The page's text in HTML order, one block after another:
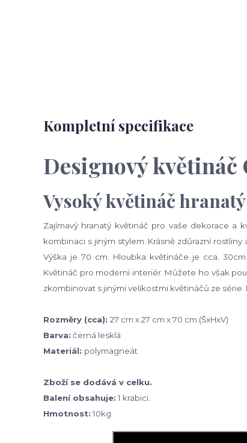
Kompletní specifikace
Designový květináč
Vysoký květináč
Zajímavý hranatý květináč pro vaše dekorace a
kombinaci s jiným stylem. Krásně zdůrazní
Výška je 70 cm. Hloubka květináče je cca.
Květináč pro moderní interiér. Můžete ho však
zkombinovat s jinými velikostmi květináčů ze série.
Rozměry (cca): 27 cm x 27 cm x 70 cm (ŠxHxV)
Barva: černá lesklá
Materiál: polymagneát
Zboží se dodává v celku.
Balení obsahuje: 1 krabici.
Hmotnost: 10kg